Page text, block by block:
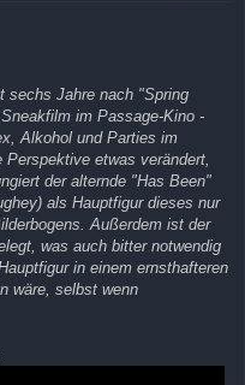
sechs Jahre nach "Spring
im Passage-Kino -
Alkohol und Parties im
etwas verändert,
der alternde "Has Been"
als Hauptfigur dieses nur
Außerdem ist der
was auch bitter notwendig
in einem ernsthafteren
wäre, selbst wenn